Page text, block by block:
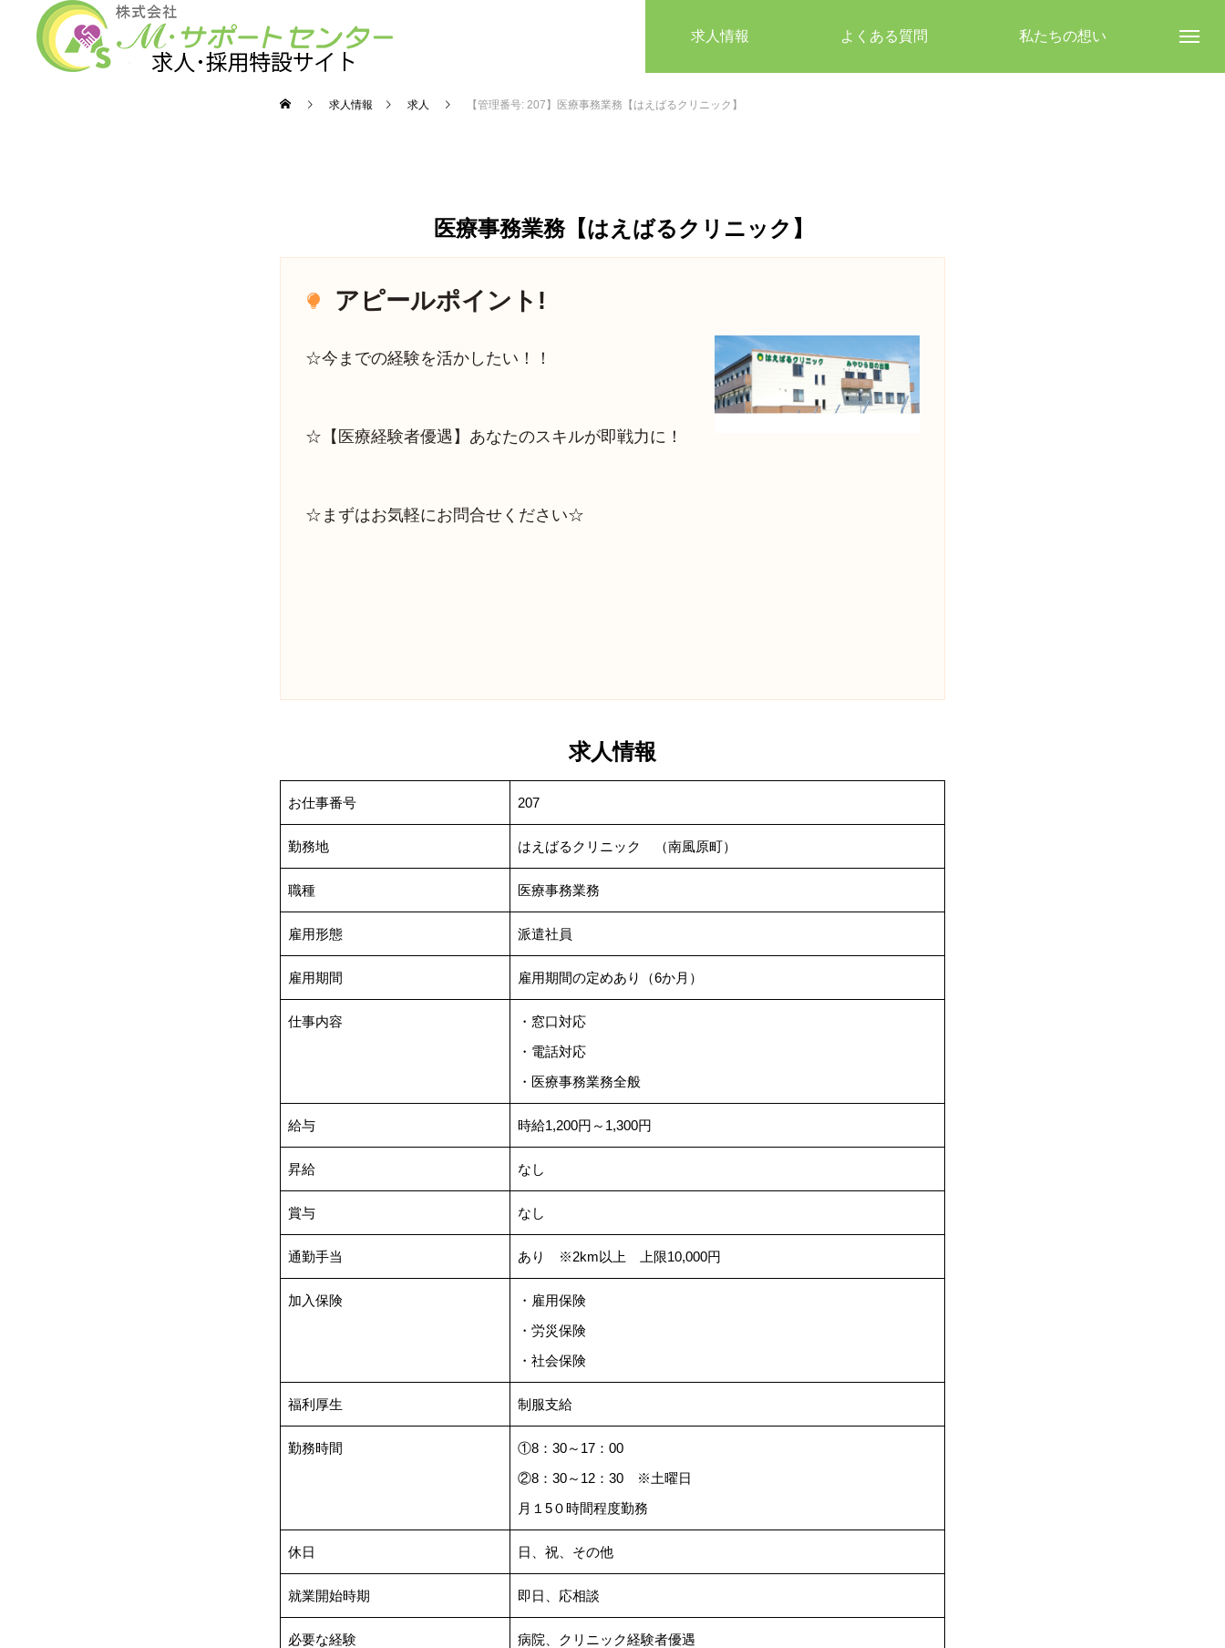
求人情報 よくある質問 私たちの想い
求人情報 求人 【管理番号: 207】医療事務業務【はえばるクリニック】
医療事務業務【はえばるクリニック】
アピールポイント!
☆今までの経験を活かしたい！！
☆【医療経験者優遇】あなたのスキルが即戦力に！
☆まずはお気軽にお問合せください☆
求人情報
お仕事番号 207
勤務地 はえばるクリニック （南風原町）
職種 医療事務業務
雇用形態 派遣社員
雇用期間 雇用期間の定めあり（6か月）
仕事内容
・窓口対応
・電話対応
・医療事務業務全般
給与 時給1,200円～1,300円
昇給 なし
賞与 なし
通勤手当 あり ※2km以上 上限10,000円
加入保険
・雇用保険
・労災保険
・社会保険
福利厚生 制服支給
勤務時間
①8：30～17：00
②8：30～12：30 ※土曜日
月１5０時間程度勤務
休日 日、祝、その他
就業開始時期 即日、応相談
必要な経験 病院、クリニック経験者優遇